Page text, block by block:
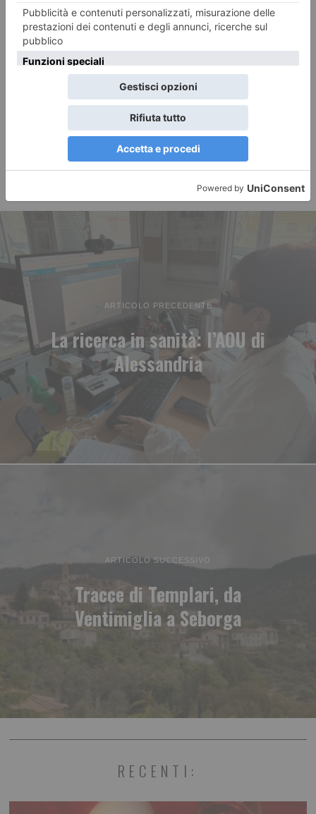
ARTICOLO PRECEDENTE
La ricerca in sanità: l’AOU di
Alessandria
ARTICOLO SUCCESSIVO
Tracce di Templari, da
Ventimiglia a Seborga
RECENTI: